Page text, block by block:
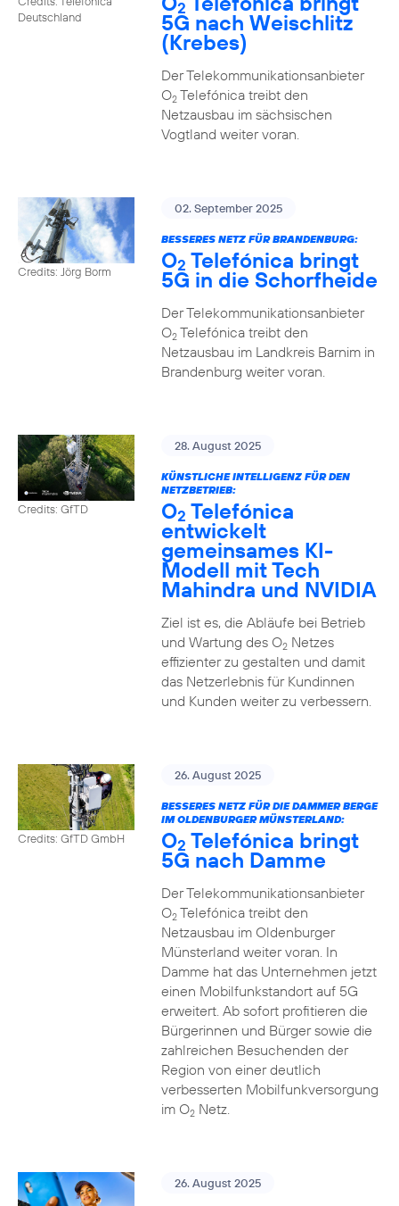
Deutschland
2
5G nach Weischlitz
(Krebes)
Der Telekommunikationsanbieter
O2Telefónica treibt den
Netzausbau im sächsischen
Vogtland weiter voran.
Credits: Jörg Borm
02. September 2025
BESSERES NETZ FÜR BRANDENBURG:
O2 Telefónica bringt
5G in die Schorfheide
Der Telekommunikationsanbieter
O2Telefónica treibt den
Netzausbau im Landkreis Barnim in
Brandenburg weiter voran.
Credits: GfTD
28. August 2025
KÜNSTLICHE INTELLIGENZ FÜR DEN
NETZBETRIEB:
O2 Telefónica
entwickelt
gemeinsames KI-
Modell mit Tech
Mahindra und NVIDIA
Ziel ist es, die Abläufe bei Betrieb
und Wartung des O2Netzes
effizienter zu gestalten und damit
das Netzerlebnis für Kundinnen
und Kunden weiter zu verbessern.
Credits: GfTD GmbH
26. August 2025
BESSERES NETZ FÜR DIE DAMMER BERGE
IM OLDENBURGER MÜNSTERLAND:
O2 Telefónica bringt
5G nach Damme
Der Telekommunikationsanbieter
O2Telefónica treibt den
Netzausbau im Oldenburger
Münsterland weiter voran. In
Damme hat das Unternehmen jetzt
einen Mobilfunkstandort auf 5G
erweitert. Ab sofort profitieren die
Bürgerinnen und Bürger sowie die
zahlreichen Besuchenden der
Region von einer deutlich
verbesserten Mobilfunkversorgung
im O2Netz.
26. August 2025